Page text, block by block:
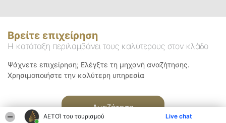
ΑΕΤΟΊ του τουρισμού Live chat
Βρείτε επιχείρηση
Η κατάταξη περιλαμβάνει τους καλύτερους στον κλάδο
Ψάχνετε επιχείρηση; Ελέγξτε τη μηχανή αναζήτησης.
Χρησιμοποιήστε την καλύτερη υπηρεσία
Αναζήτηση